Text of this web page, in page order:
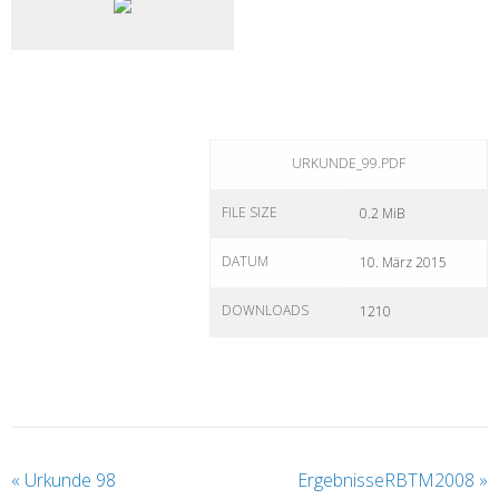
URKUNDE_99.PDF
FILE SIZE 0.2 MiB
DATUM 10. März 2015
DOWNLOADS 1210
« Urkunde 98 ErgebnisseRBTM2008 »